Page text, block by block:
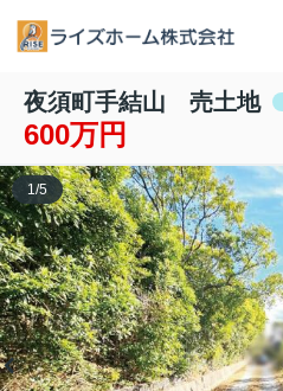
夜須町手結山 売土地
600万円
1/5